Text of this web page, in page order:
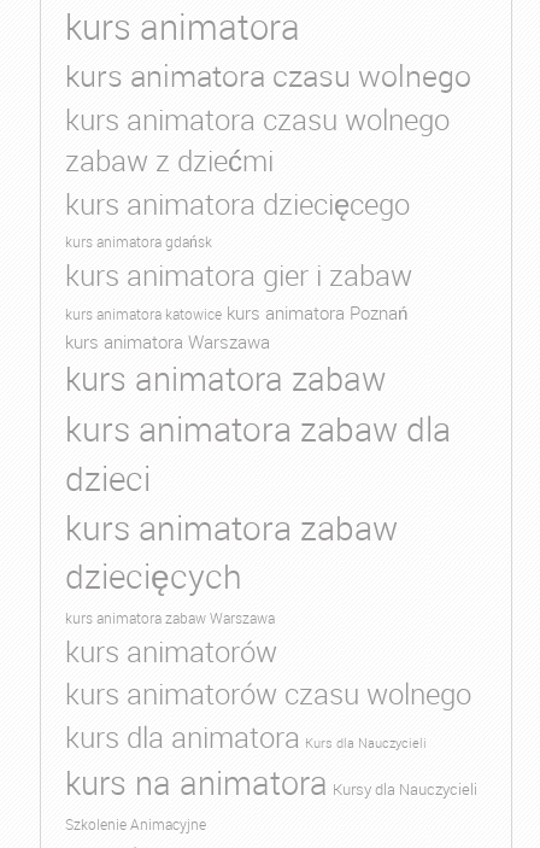
kurs animatora
kurs animatora czasu wolnego
kurs animatora czasu wolnego
zabaw z dziećmi
kurs animatora dziecięcego
kurs animatora gdańsk
kurs animatora gier i zabaw
kurs animatora katowice kurs animatora Poznań
kurs animatora Warszawa
kurs animatora zabaw
kurs animatora zabaw dla
dzieci
kurs animatora zabaw
dziecięcych
kurs animatora zabaw Warszawa
kurs animatorów
kurs animatorów czasu wolnego
kurs dla animatora Kurs dla Nauczycieli
kurs na animatora Kursy dla Nauczycieli
Szkolenie Animacyjne